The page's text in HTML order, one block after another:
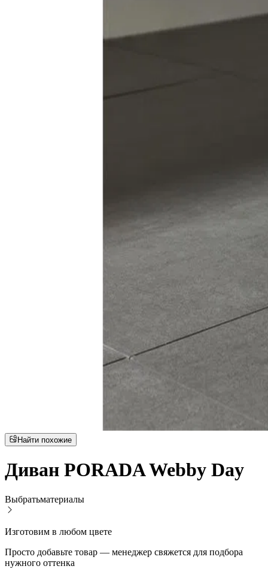
Найти похожие
Диван PORADA Webby Day
Выбратьматериалы
Изготовим в любом цвете
Просто добавьте товар — менеджер свяжется для подбора
нужного оттенка